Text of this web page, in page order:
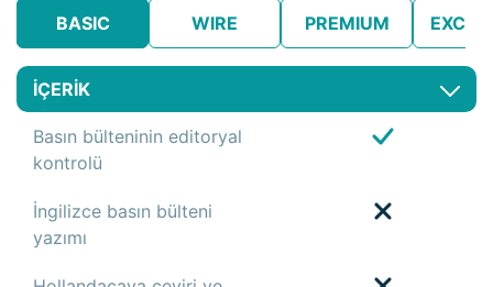
BASIC WIRE PREMIUM
İÇERİK
Basın bülteninin editoryal
kontrolü
İngilizce basın bülteni
yazımı